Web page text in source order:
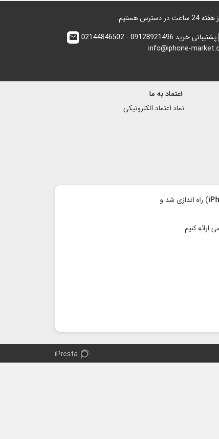
پشتیبانی خرید 09128921496 - 02144846502 email
info@iphone-
اعتماد به ما
نماد اعتماد الكترونیكی
) راه اندازی شد و
iPresta